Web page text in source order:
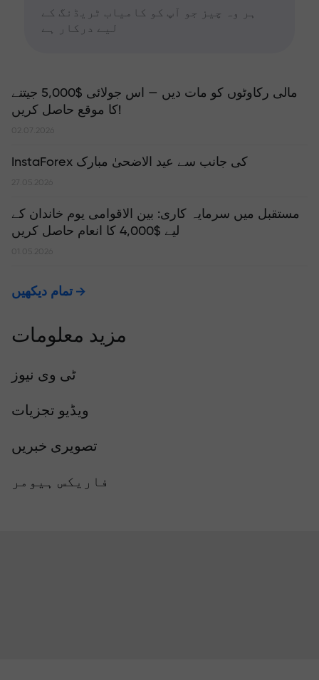
ہر وہ چیز جو آپ کو کامیاب ٹریڈنگ کے
لیے درکار ہے
مالی رکاوٹوں کو مات دیں — اس جولائی $5,000 جیتنے
کا موقع حاصل کریں!
02.07.2026
InstaForex کی جانب سے عید الاضحیٰ مبارک
27.05.2026
مستقبل میں سرمایہ کاری: بین الاقوامی یوم خاندان کے
لیے $4,000 کا انعام حاصل کریں
01.05.2026
تمام دیکھیں
مزید معلومات
ٹی وی نیوز
ویڈیو تجزیات
تصویری خبریں
فاریکس ہیومر